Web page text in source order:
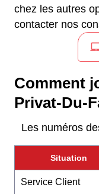
chez les autres
contacter nos
Comment
Privat-Du-
Les numéros
Situation
Service Client